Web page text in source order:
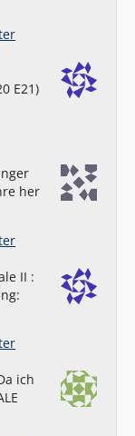
E21)
her
II :
ich